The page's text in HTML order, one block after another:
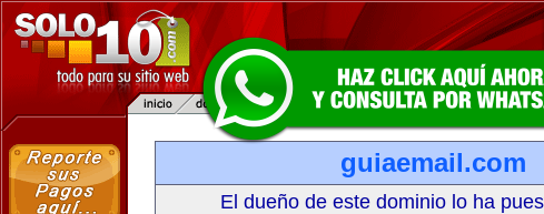
guiaemail.com
El dueño de este dominio lo ha